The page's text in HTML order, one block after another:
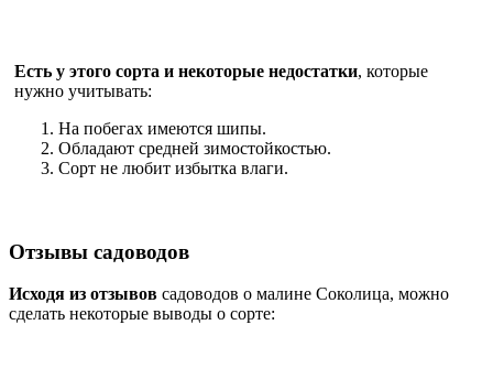
Есть у этого сорта и некоторые недостатки, которые
нужно учитывать:
На побегах имеются шипы.
Обладают средней зимостойкостью.
Сорт не любит избытка влаги.
Отзывы садоводов
Исходя из отзывов садоводов о малине Соколица, можно
сделать некоторые выводы о сорте: